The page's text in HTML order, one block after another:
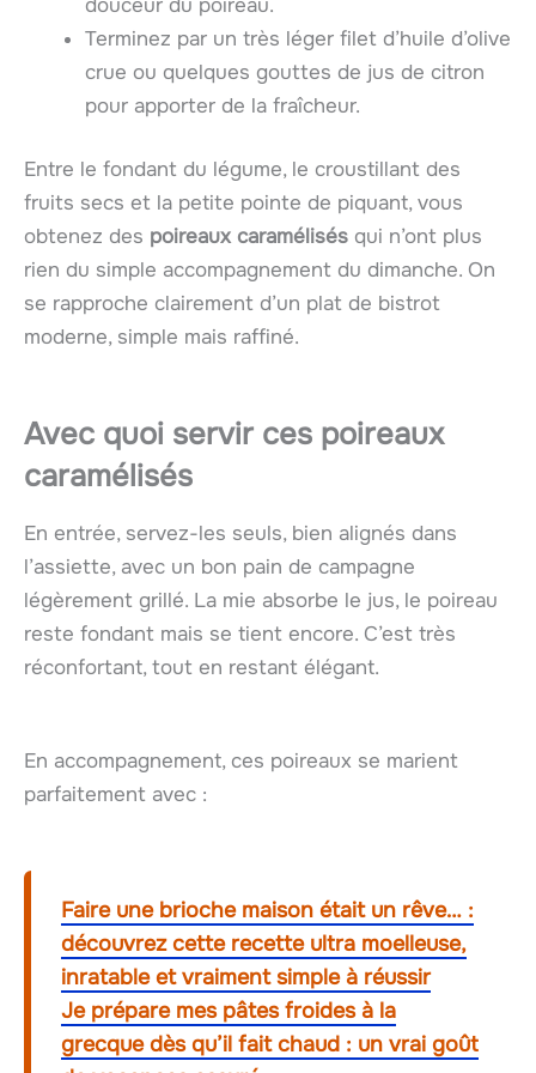
Terminez par un très léger filet d’huile d’olive
crue ou quelques gouttes de jus de citron
pour apporter de la fraîcheur.
Entre le fondant du légume, le croustillant des
fruits secs et la petite pointe de piquant, vous
obtenez des poireaux caramélisés qui n’ont plus
rien du simple accompagnement du dimanche. On
se rapproche clairement d’un plat de bistrot
moderne, simple mais raffiné.
Avec quoi servir ces poireaux
caramélisés
En entrée, servez-les seuls, bien alignés dans
l’assiette, avec un bon pain de campagne
légèrement grillé. La mie absorbe le jus, le poireau
reste fondant mais se tient encore. C’est très
réconfortant, tout en restant élégant.
En accompagnement, ces poireaux se marient
parfaitement avec :
Faire une brioche maison était un rêve… :
découvrez cette recette ultra moelleuse,
inratable et vraiment simple à réussir
Je prépare mes pâtes froides à la
grecque dès qu’il fait chaud : un vrai goût